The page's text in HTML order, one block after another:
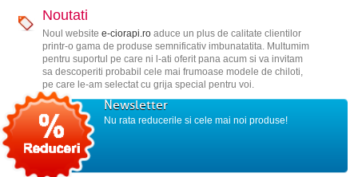
Noutati
Noul website e-ciorapi.roaduce un plus de calitate clientilor
printr-o gama de produse semnificativ imbunatatita. Multumim
pentru suportul pe care ni l-ati oferit pana acum si va invitam
sa descoperiti probabil cele mai frumoase modele de chiloti,
pe care le-am selectat cu grija special pentru voi.
Newsletter
Nu rata reducerile si cele mai noi produse!